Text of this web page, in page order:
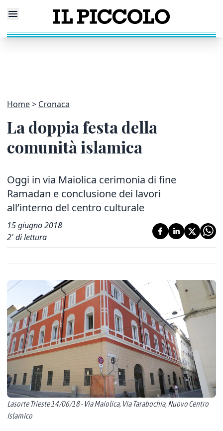
Home Cronaca
La doppia festa della
comunità islamica
Oggi in via Maiolica cerimonia di fine
Ramadan e conclusione dei lavori
all’interno del centro culturale
15 giugno 2018
2' di lettura
Lasorte Trieste 14/06/18 - Via Maiolica, Via Tarabochia, Nuovo Centro
Islamico